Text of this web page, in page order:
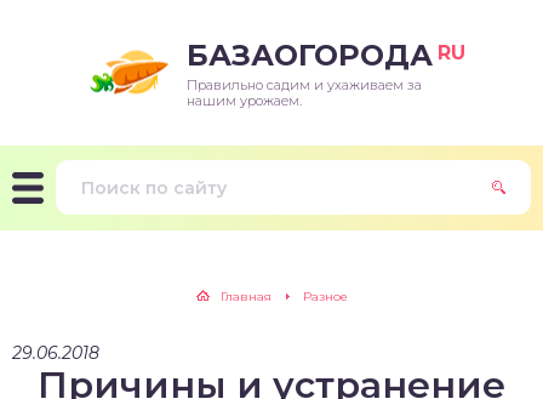
БАЗАОГОРОДА RU
Правильно садим и ухаживаем за
нашим урожаем.
Главная Разное
29.06.2018
Причины и устранение